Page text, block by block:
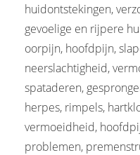
huidontstekingen,
gevoelige en rijpere
oorpijn, hoofdpijn,
neerslachtigheid,
spataderen,
herpes, rimpels,
vermoeidheid,
problemen,